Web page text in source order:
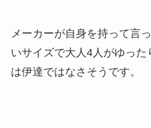
メーカーが自身を持って言
いサイズで大人4人がゆっ
は伊達ではなさそうです。